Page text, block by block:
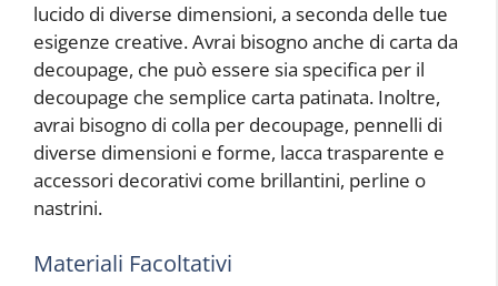
lucido di diverse dimensioni, a seconda delle tue
esigenze creative. Avrai bisogno anche di carta da
decoupage, che può essere sia specifica per il
decoupage che semplice carta patinata. Inoltre,
avrai bisogno di colla per decoupage, pennelli di
diverse dimensioni e forme, lacca trasparente e
accessori decorativi come brillantini, perline o
nastrini.
Materiali Facoltativi